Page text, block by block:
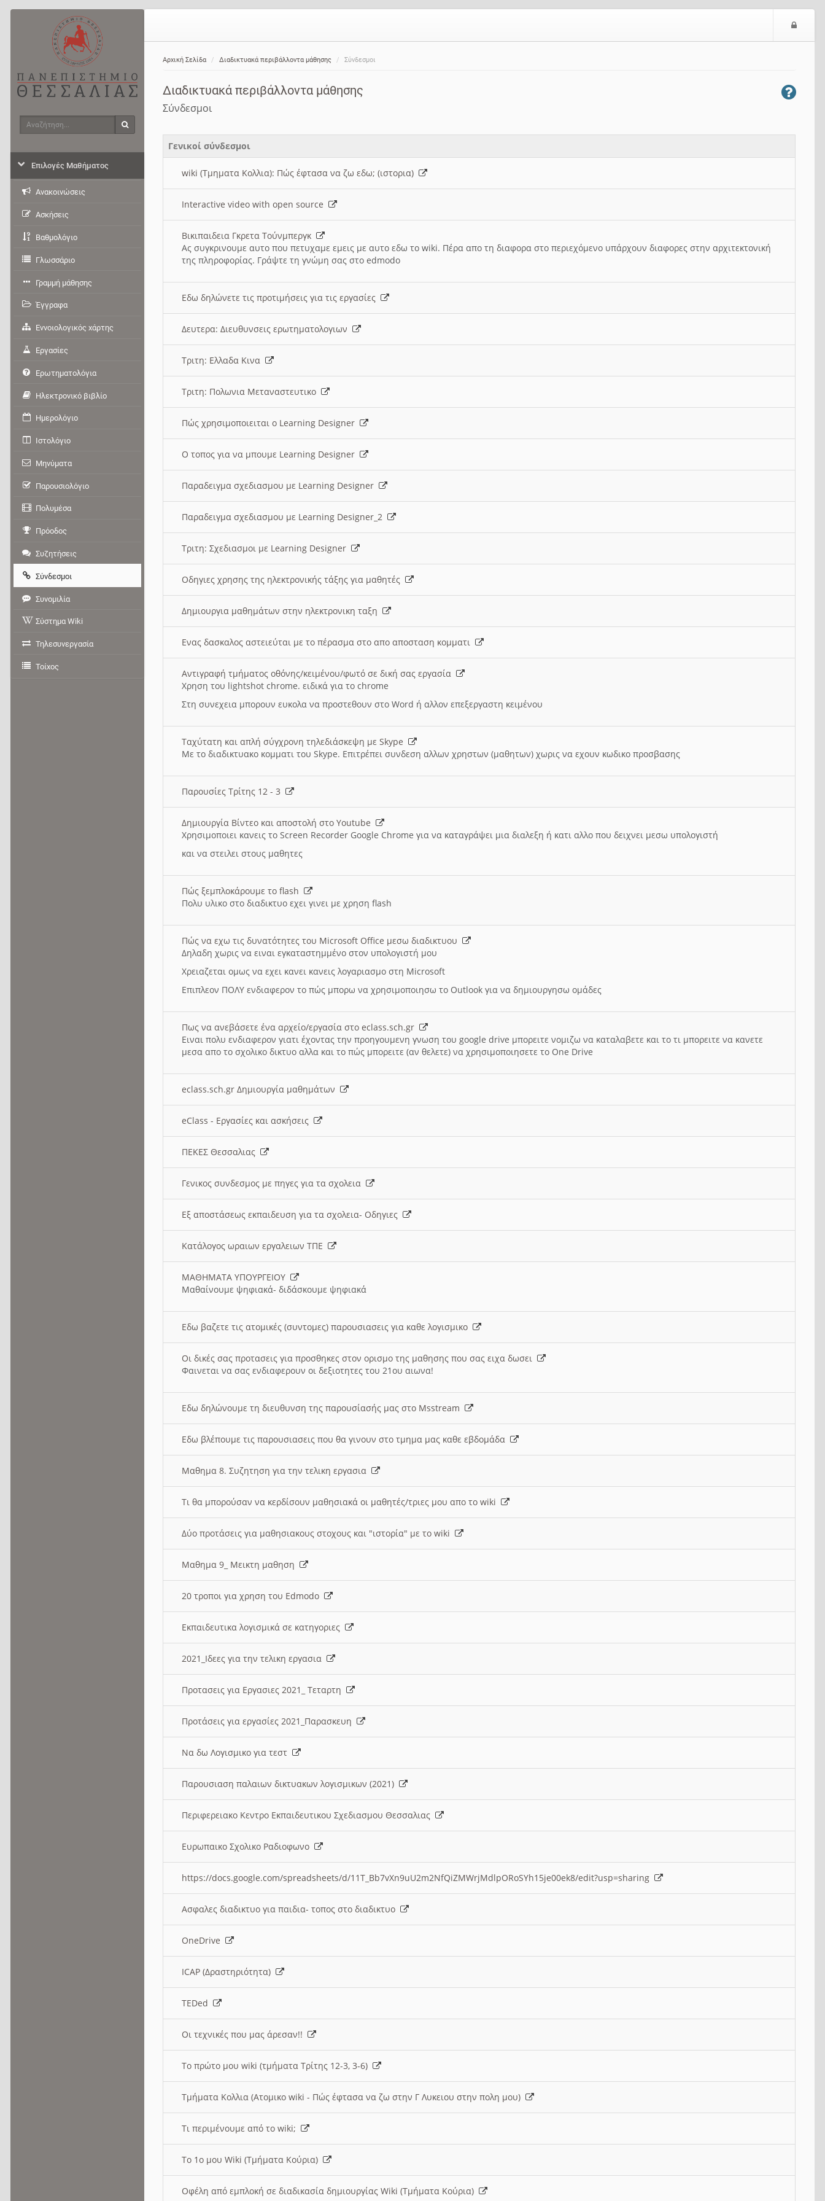
Αρχική Σελίδα Διαδικτυακά περιβάλλοντα μάθησης Σύνδεσμοι
Διαδικτυακά περιβάλλοντα μάθησης
Σύνδεσμοι
Γενικοί σύνδεσμοι
wiki (Τμηματα Κολλια): Πώς έφτασα να ζω εδω; (ιστορια)
Interactive video with open source
Βικιπαιδεια Γκρετα Τούνμπεργκ
Ας συγκρινουμε αυτο που πετυχαμε εμεις με αυτο εδω το wiki. Πέρα απο τη διαφορα στο περιεχόμενο υπάρχουν διαφορες στην αρχιτεκτονική
της πληροφορίας. Γράψτε τη γνώμη σας στο edmodo
Εδω δηλώνετε τις προτιμήσεις για τις εργασίες
Δευτερα: Διευθυνσεις ερωτηματολογιων
Τριτη: Ελλαδα Κινα
Τριτη: Πολωνια Μεταναστευτικο
Πώς χρησιμοποιειται ο Learning Designer
O τοπος για να μπουμε Learning Designer
Παραδειγμα σχεδιασμου με Learning Designer
Παραδειγμα σχεδιασμου με Learning Designer_2
Τριτη: Σχεδιασμοι με Learning Designer
Οδηγιες χρησης της ηλεκτρονικής τάξης για μαθητές
Δημιουργια μαθημάτων στην ηλεκτρονικη ταξη
Ενας δασκαλος αστειεύται με το πέρασμα στο απο αποσταση κομματι
Αντιγραφή τμήματος οθόνης/κειμένου/φωτό σε δική σας εργασία
Χρηση του lightshot chrome. ειδικά για το chrome
Στη συνεχεια μπορουν ευκολα να προστεθουν στο Word ή αλλον επεξεργαστη κειμένου
Ταχύτατη και απλή σύγχρονη τηλεδιάσκεψη με Skype
Με το διαδικτυακο κομματι του Skype. Επιτρέπει συνδεση αλλων χρηστων (μαθητων) χωρις να εχουν κωδικο προσβασης
Παρουσίες Τρίτης 12 - 3
Δημιουργία Βίντεο και αποστολή στο Youtube
Χρησιμοποιει κανεις το Screen Recorder Google Chrome για να καταγράψει μια διαλεξη ή κατι αλλο που δειχνει μεσω υπολογιστή
και να στειλει στους μαθητες
Πώς ξεμπλοκάρουμε το flash
Πολυ υλικο στο διαδικτυο εχει γινει με χρηση flash
Πώς να εχω τις δυνατότητες του Microsoft Office μεσω διαδικτυου
Δηλαδη χωρις να ειναι εγκαταστημμένο στον υπολογιστή μου
Χρειαζεται ομως να εχει κανει κανεις λογαριασμο στη Microsoft
Επιπλεον ΠΟΛΥ ενδιαφερον το πώς μπορω να χρησιμοποιησω το Outlook για να δημιουργησω ομάδες
Πως να ανεβάσετε ένα αρχείο/εργασία στο eclass.sch.gr
Ειναι πολυ ενδιαφερον γιατι έχοντας την προηγουμενη γνωση του google drive μπορειτε νομιζω να καταλαβετε και το τι μπορειτε να κανετε
μεσα απο το σχολικο δικτυο αλλα και το πώς μπορειτε (αν θελετε) να χρησιμοποιησετε το One Drive
eclass.sch.gr Δημιουργία μαθημάτων
eClass - Εργασίες και ασκήσεις
ΠΕΚΕΣ Θεσσαλιας
Γενικος συνδεσμος με πηγες για τα σχολεια
Εξ αποστάσεως εκπαιδευση για τα σχολεια- Οδηγιες
Κατάλογος ωραιων εργαλειων ΤΠΕ
ΜΑΘΗΜΑΤΑ ΥΠΟΥΡΓΕΙΟΥ
Μαθαίνουμε ψηφιακά- διδάσκουμε ψηφιακά
Εδω βαζετε τις ατομικές (συντομες) παρουσιασεις για καθε λογισμικο
Οι δικές σας προτασεις για προσθηκες στον ορισμο της μαθησης που σας ειχα δωσει
Φαινεται να σας ενδιαφερουν οι δεξιοτητες του 21ου αιωνα!
Εδω δηλώνουμε τη διευθυνση της παρουσίασής μας στο Msstream
Εδω βλέπουμε τις παρουσιασεις που θα γινουν στο τμημα μας καθε εβδομάδα
Μαθημα 8. Συζητηση για την τελικη εργασια
Τι θα μπορούσαν να κερδίσουν μαθησιακά οι μαθητές/τριες μου απο το wiki
Δύο προτάσεις για μαθησιακους στοχους και "ιστορία" με το wiki
Μαθημα 9_ Μεικτη μαθηση
20 τροποι για χρηση του Edmodo
Εκπαιδευτικα λογισμικά σε κατηγοριες
2021_Ιδεες για την τελικη εργασια
Προτασεις για Εργασιες 2021_ Τεταρτη
Προτάσεις για εργασίες 2021_Παρασκευη
Να δω Λογισμικο για τεστ
Παρουσιαση παλαιων δικτυακων λογισμικων (2021)
Περιφερειακο Κεντρο Εκπαιδευτικου Σχεδιασμου Θεσσαλιας
Ευρωπαικο Σχολικο Ραδιοφωνο
https://docs.google.com/spreadsheets/d/11T_Bb7vXn9uU2m2NfQiZMWrjMdlpORoSYh15je00ek8/edit?usp=sharing
Ασφαλες διαδικτυο για παιδια- τοπος στο διαδικτυο
OneDrive
ICAP (Δραστηριότητα)
TEDed
Οι τεχνικές που μας άρεσαν!!
Το πρώτο μου wiki (τμήματα Τρίτης 12-3, 3-6)
Τμήματα Κολλια (Ατομικο wiki - Πώς έφτασα να ζω στην Γ Λυκειου στην πολη μου)
Τι περιμένουμε από το wiki;
Το 1ο μου Wiki (Τμήματα Κούρια)
Οφέλη από εμπλοκή σε διαδικασία δημιουργίας Wiki (Τμήματα Κούρια)
Αναζήτηση
Επιλογές Μαθήματος
Ανακοινώσεις
Ασκήσεις
Βαθμολόγιο
Γλωσσάριο
Γραμμή μάθησης
Έγγραφα
Εννοιολογικός χάρτης
Εργασίες
Ερωτηματολόγια
Ηλεκτρονικό βιβλίο
Ημερολόγιο
Ιστολόγιο
Μηνύματα
Παρουσιολόγιο
Πολυμέσα
Πρόοδος
Συζητήσεις
Σύνδεσμοι
Συνομιλία
Σύστημα Wiki
Τηλεσυνεργασία
Τοίχος